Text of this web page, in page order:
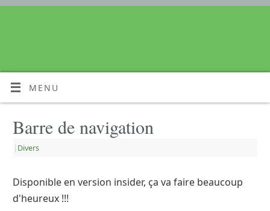
MENU
Barre de navigation
| Divers
Disponible en version insider, ça va faire beaucoup
d'heureux !!!